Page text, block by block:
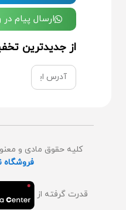
ارسال پیام
از جدیدترین
کلیه حقوق مادی و
فروشگاه
قدرت گرفته از